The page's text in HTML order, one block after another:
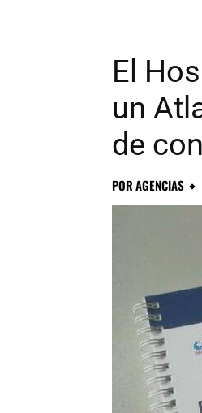
El
un
de
PORAGENCIAS